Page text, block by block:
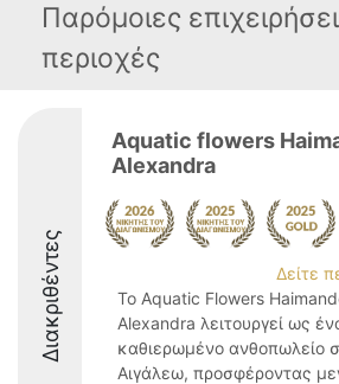
Παρόμοιες
περιοχές
Διακριθέντες
Aquatic flowers
Alexandra
Δείτε
Το Aquatic Flowers
Alexandra λειτουργεί ως
καθιερωμένο ανθοπωλείο
Αιγάλεω, προσφέροντας